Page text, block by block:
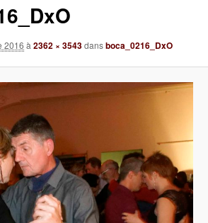
2016 à2362 × 3543dansboca_0216_DxO